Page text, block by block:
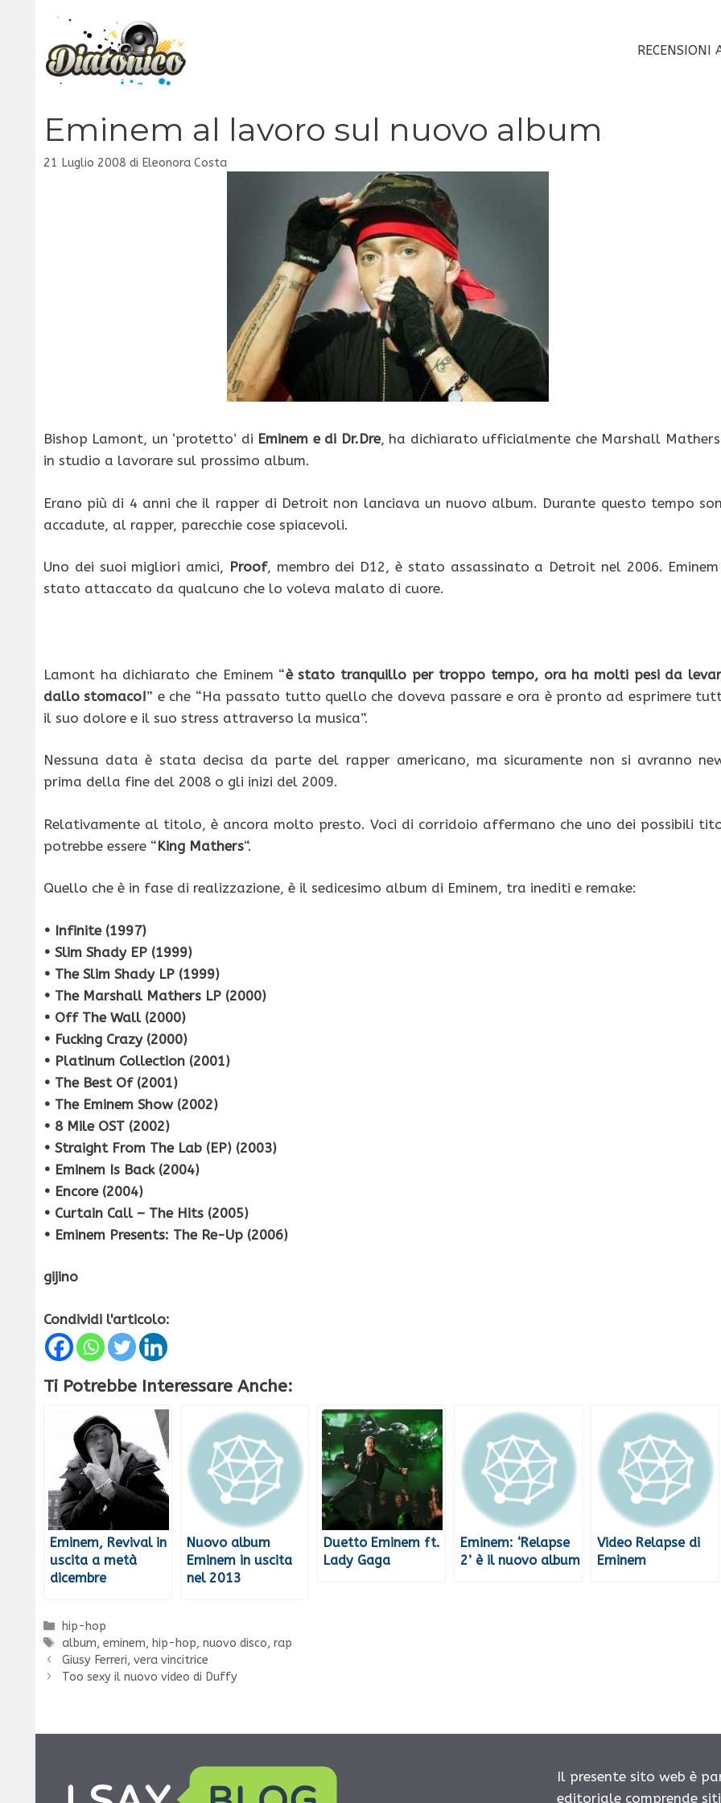
contenuto
RECENSIONI
Eminem al lavoro sul nuovo album
21 Luglio 2008 di Eleonora Costa
Bishop Lamont, un ‘protetto’ di Eminem e di Dr.Dre, ha dichiarato ufficialmente che Marshall
in studio a lavorare sul prossimo album.
Erano più di 4 anni che il rapper di Detroit non lanciava un nuovo album. Durante questo tempo
accadute, al rapper, parecchie cose spiacevoli.
Uno dei suoi migliori amici, Proof, membro dei D12, è stato assassinato a Detroit nel 2006.
stato attaccato da qualcuno che lo voleva malato di cuore.
Lamont ha dichiarato che Eminem “è stato tranquillo per troppo tempo, ora ha molti pesi da
dallo stomaco!” e che “Ha passato tutto quello che doveva passare e ora è pronto ad esprimere
il suo dolore e il suo stress attraverso la musica”.
Nessuna data è stata decisa da parte del rapper americano, ma sicuramente non si avranno
prima della fine del 2008 o gli inizi del 2009.
Relativamente al titolo, è ancora molto presto. Voci di corridoio affermano che uno dei possibili
potrebbe essere “King Mathers“.
Quello che è in fase di realizzazione, è il sedicesimo album di Eminem, tra inediti e remake:
• Infinite (1997)
• Slim Shady EP (1999)
• The Slim Shady LP (1999)
• The Marshall Mathers LP (2000)
• Off The Wall (2000)
• Fucking Crazy (2000)
• Platinum Collection (2001)
• The Best Of (2001)
• The Eminem Show (2002)
• 8 Mile OST (2002)
• Straight From The Lab (EP) (2003)
• Eminem Is Back (2004)
• Encore (2004)
• Curtain Call – The Hits (2005)
• Eminem Presents: The Re-Up (2006)
gijino
Condividi l'articolo:
Ti Potrebbe Interessare Anche:
Eminem, Revival in
uscita a metà
dicembre
Nuovo album
Eminem in uscita
nel 2013
Duetto Eminem ft.
Lady Gaga
Eminem: ‘Relapse
2’ è il nuovo album
Video Relapse di
Eminem
Categorie
hip-hop
Tag
album,eminem, hip-hop,nuovo disco,rap
Giusy Ferreri, vera vincitrice
Too sexy il nuovo video di Duffy
Il presente sito web è
editoriale comprende